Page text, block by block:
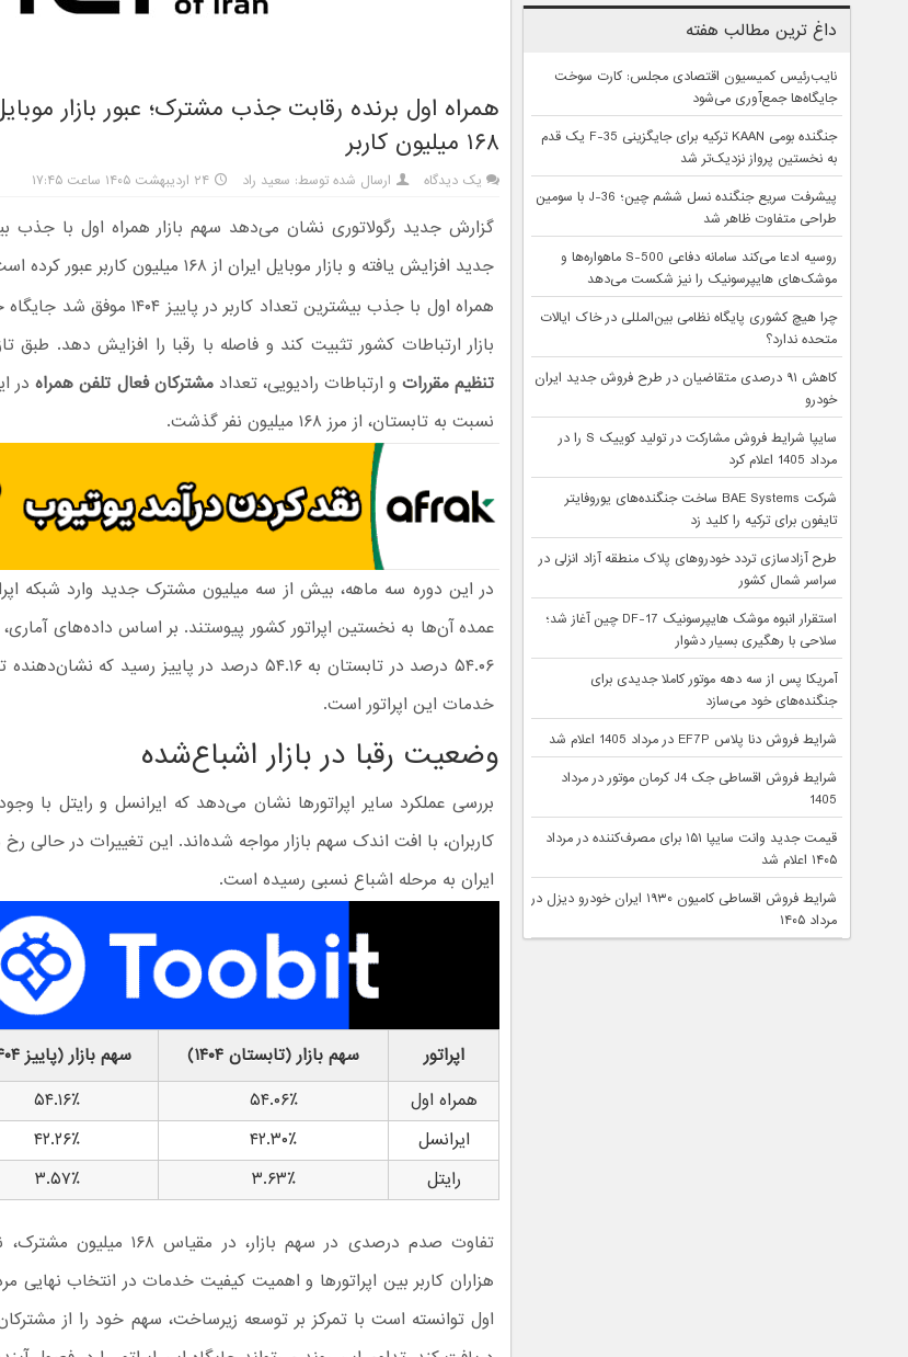
همراه اول برنده رقابت جذب مشترک؛ عبور بازار
۱۶۸ میلیون کاربر
یک دیدگاه ارسال شده توسط: سعید راد ۲۴ اردیبهشت ۱۴۰۵ ساعت ۱۷:۴۵
گزارش جدید رگولاتوری نشان می‌دهد سهم بازار همراه اول با جذب
جدید افزایش یافته و بازار موبایل ایران از ۱۶۸ میلیون کاربر عبور کرده است.
همراه اول با جذب بیشترین تعداد کاربر
بازار ارتباطات کشور تثبیت کند و فاصله با رقبا را افزایش دهد. طبق
تنظیم مقررات و ارتباطات رادیویی، تعدادمشترکان فعال تلفن همراهدر
نسبت به تابستان، از مرز ۱۶۸ میلیون نفر گذشت.
در این دوره سه ماهه، بیش از سه میلیون مشترک جدید وارد شبکه
عمده آن‌ها به نخستین اپراتور کشور پیوستند. بر اساس داده‌های آماری،
۵۴.۰۶ درصد در تابستان به ۵۴.۱۶ درصد در پاییز رسید که
خدمات این اپراتور است.
وضعیت رقبا در بازار اشباع‌شده
بررسی عملکرد سایر اپراتورها نشان می‌دهد که ایرانسل و رایتل با
کاربران، با افت اندک سهم بازار مواجه شده‌اند. این تغییرات در حالی رخ
ایران به مرحله اشباع نسبی رسیده است.
اپراتور سهم بازار (تابستان ۱۴۰۴) سهم بازار (پاییز ۱۴۰۴)
همراه اول
۵۴.۰۶٪ ۵۴.۱۶٪
ایرانسل
۴۲.۳۰٪ ۴۲.۲۶٪
رایتل
۳.۶۳٪ ۳.۵۷٪
تفاوت صدم درصدی در سهم بازار،
هزاران کاربر بین اپراتورها و اهمیت کیفیت خدمات در انتخاب نهایی
اول توانسته است با تمرکز بر توسعه زیرساخت، سهم خود را از
داغ ترین مطالب هفته
نایب‌رئیس کمیسیون اقتصادی مجلس: کارت سوخت
جایگاه‌ها جمع‌آوری می‌شود
جنگنده بومی KAAN ترکیه برای جایگزینی F-35 یک قدم
به نخستین پرواز نزدیک‌تر شد
پیشرفت سریع جنگنده نسل ششم چین؛ J-36 با سومین
طراحی متفاوت ظاهر شد
روسیه ادعا می‌کند سامانه دفاعی S-500 ماهواره‌ها و
موشک‌های هایپرسونیک را نیز شکست می‌دهد
چرا هیچ کشوری پایگاه نظامی بین‌المللی در خاک ایالات
متحده ندارد؟
کاهش ۹۱ درصدی متقاضیان در طرح فروش جدید ایران
خودرو
سایپا شرایط فروش مشارکت در تولید کوییک S را در
مرداد 1405 اعلام کرد
شرکت BAE Systems ساخت جنگنده‌های یوروفایتر
تایفون برای ترکیه را کلید زد
طرح آزادسازی تردد خودروهای پلاک منطقه آزاد انزلی در
سراسر شمال کشور
استقرار انبوه موشک هایپرسونیک DF-17 چین آغاز شد؛
سلاحی با رهگیری بسیار دشوار
آمریکا پس از سه دهه موتور کاملا جدیدی برای
جنگنده‌های خود می‌سازد
شرایط فروش دنا پلاس EF7P در مرداد 1405 اعلام شد
شرایط فروش اقساطی جک J4 کرمان موتور در مرداد
1405
قیمت جدید وانت سایپا ۱۵۱ برای مصرف‌کننده در مرداد
۱۴۰۵ اعلام شد
شرایط فروش اقساطی کامیون ۱۹۳۰ ایران خودرو دیزل در
مرداد ۱۴۰۵